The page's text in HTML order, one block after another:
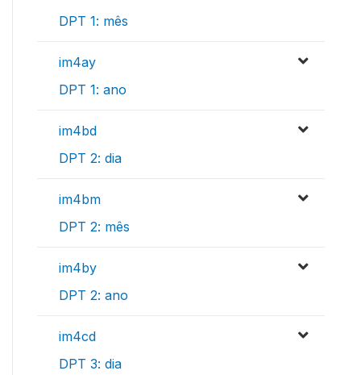
DPT 1: mês
im4ay
DPT 1: ano
im4bd
DPT 2: dia
im4bm
DPT 2: mês
im4by
DPT 2: ano
im4cd
DPT 3: dia